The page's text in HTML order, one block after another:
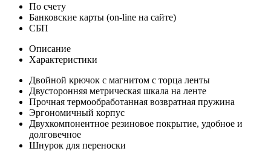
По счету
Банковские карты (on-line на сайте)
СБП
Описание
Характеристики
Двойной крючок с магнитом с торца ленты
Двусторонняя метрическая шкала на ленте
Прочная термообработанная возвратная пружина
Эргономичный корпус
Двухкомпонентное резиновое покрытие, удобное и
долговечное
Шнурок для переноски